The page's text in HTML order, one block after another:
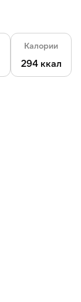
Калории
294 ккал